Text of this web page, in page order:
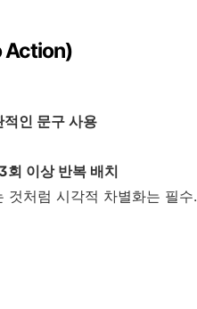
Action)
적인 문구 사용
3회 이상 반복 배치
처럼 시각적 차별화는 필수.